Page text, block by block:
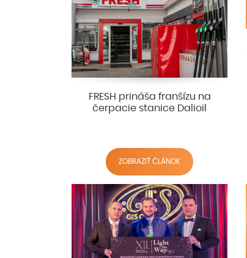
FRESH prináša franšízu na
čerpacie stanice Dalioil
ZOBRAZIŤ ČLÁNOK